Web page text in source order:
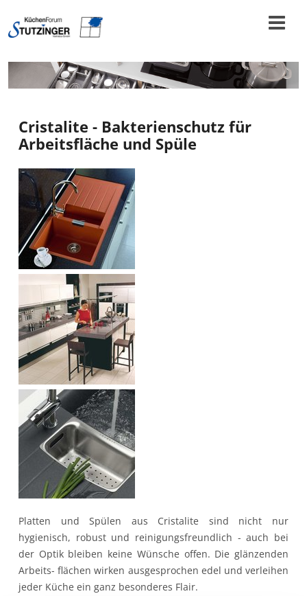
Cristalite - Bakterienschutz für
Arbeitsfläche und Spüle
Platten und Spülen aus Cristalite sind nicht nur
hygienisch, robust und reinigungsfreundlich - auch bei
der Optik bleiben keine Wünsche offen. Die glänzenden
Arbeits- flächen wirken ausgesprochen edel und verleihen
jeder Küche ein ganz besonderes Flair.